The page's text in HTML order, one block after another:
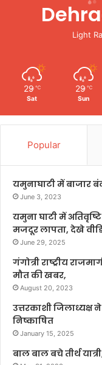
Light
29 ℃
Sat
29 ℃
Sun
Popular
यमुनाघाटी में बाजार
June 3, 2023
यमुना घाटी में
मजदूर लापता, देखे
June 29, 2025
गंगोत्री राष्ट्रीय
मौत की खबर,
August 20, 2023
उत्तरकाशी
निष्काषित
January 15, 2025
बाल बाल बचे तीर्थ